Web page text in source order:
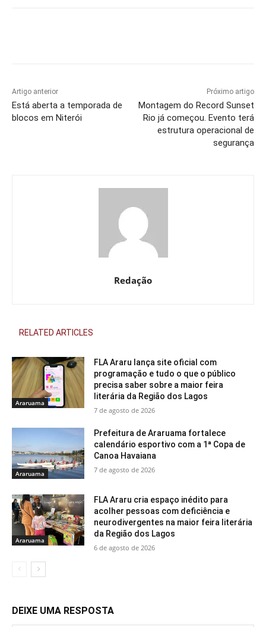
Artigo anterior
Está aberta a temporada de
blocos em Niterói
Próximo artigo
Montagem do Record Sunset
Rio já começou. Evento terá
estrutura operacional de
segurança
Redação
RELATED ARTICLES
Araruama
FLA Araru lança site oficial com
programação e tudo o que o público
precisa saber sobre a maior feira
literária da Região dos Lagos
7 de agosto de 2026
Araruama
Prefeitura de Araruama fortalece
calendário esportivo com a 1ª Copa de
Canoa Havaiana
7 de agosto de 2026
Araruama
FLA Araru cria espaço inédito para
acolher pessoas com deficiência e
neurodivergentes na maior feira literária
da Região dos Lagos
6 de agosto de 2026
DEIXE UMA RESPOSTA